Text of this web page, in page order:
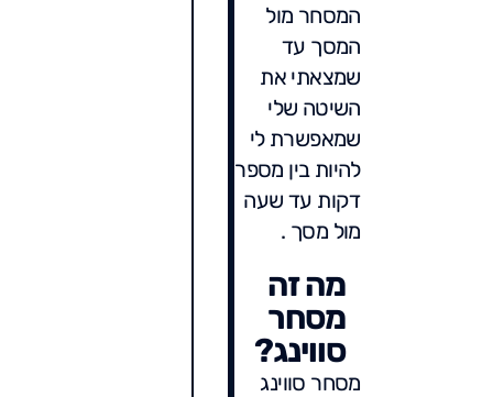
המסחר מול
המסך עד
שמצאתי את
השיטה שלי
שמאפשרת לי
להיות בין מספר
דקות עד שעה
מול מסך .
מה זה
מסחר
סווינג?
מסחר סווינג